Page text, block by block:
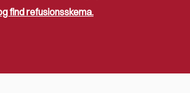
find refusionsskema.